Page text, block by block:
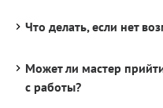
Что делать, если нет
Может ли мастер
с работы?